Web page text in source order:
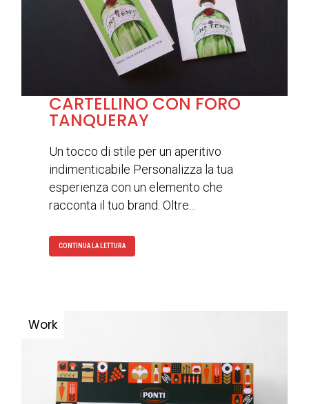
CARTELLINO CON FORO
TANQUERAY
Un tocco di stile per un aperitivo
indimenticabile Personalizza la tua
esperienza con un elemento che
racconta il tuo brand. Oltre...
CONTINUA LA LETTURA